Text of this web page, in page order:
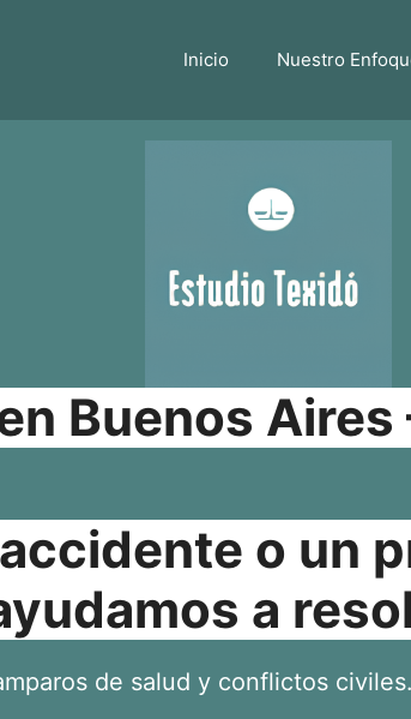
Inicio Nuestro
Buenos Aires
o un
a
de salud y conflictos